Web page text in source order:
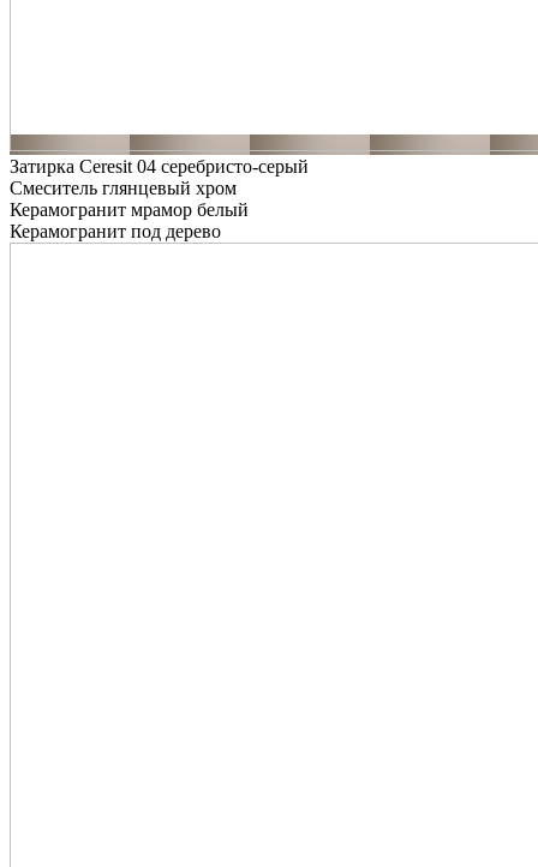
Затирка Ceresit 04 серебристо-серый
Смеситель глянцевый хром
Керамогранит мрамор белый
Керамогранит под дерево